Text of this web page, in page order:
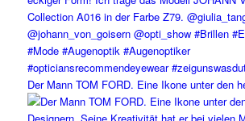
Der Mann TOM FORD. Eine Ikone unter den